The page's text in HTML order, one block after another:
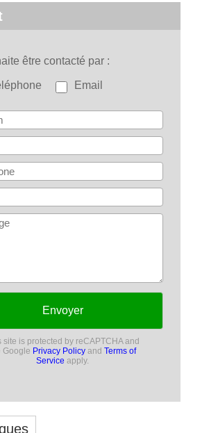
être contacté par
Email
Envoyer
site is protected by reCAPTCHA and
Google Privacy Policy and Terms of
Service apply.